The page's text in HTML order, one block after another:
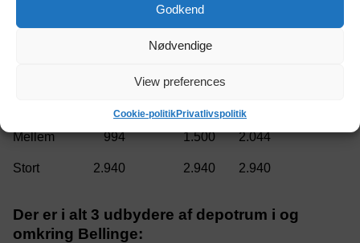
Godkend
Nødvendige
View preferences
Cookie-politikPrivatlivspolitik
Priser på depotrum i Bellinge
994 1.500 2.044
2.940 2.940 2.940
Der er i alt 3 udbydere af depotrum i og
omkring Bellinge: